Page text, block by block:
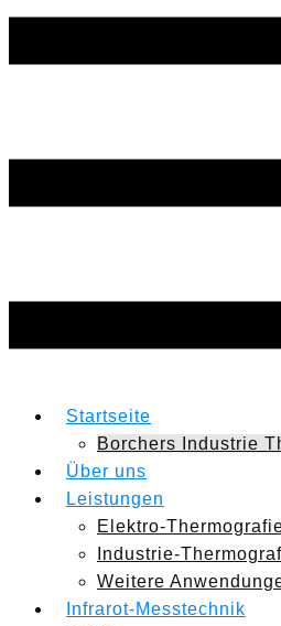
Startseite
Borchers Industrie
Über uns
Leistungen
Elektro-
Industrie-
Weitere
Infrarot-Messtechnik